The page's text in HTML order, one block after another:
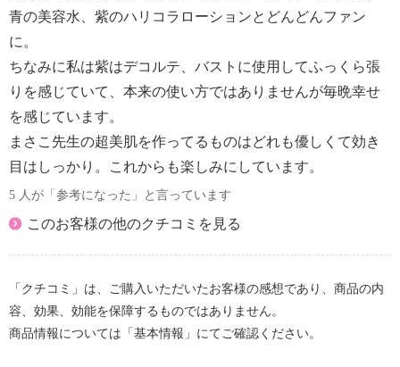
青の美容水、紫のハリコラローションとどんどんファン
に。
ちなみに私は紫はデコルテ、バストに使用してふっくら張
りを感じていて、本来の使い方ではありませんが毎晩幸せ
を感じています。
まさこ先生の超美肌を作ってるものはどれも優しくて効き
目はしっかり。これからも楽しみにしています。
5 人が「参考になった」と言っています
このお客様の他のクチコミを見る
「クチコミ」は、ご購入いただいたお客様の感想であり、商品の内
容、効果、効能を保障するものではありません。
商品情報については「基本情報」にてご確認ください。